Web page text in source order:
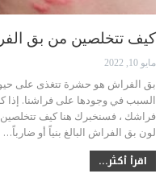
كيف تتخلصين من بق
مايو 10, 2022
بق الفراش هو حشرة تتغذى على
السبب في وجودها على فراشنا.
فراشك ، فسنخبرك هنا كيف تتخلصين
لون بق الفراش البالغ بنياً أو ضارباً…
اقرأ أكثر...